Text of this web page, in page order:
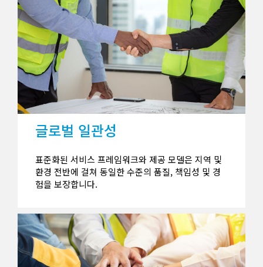
글로벌 일관성
표준화된 서비스 프레임워크와 제공 모델은 지역 및
환경 전반에 걸쳐 동일한 수준의 품질, 책임성 및 경
험을 보장합니다.